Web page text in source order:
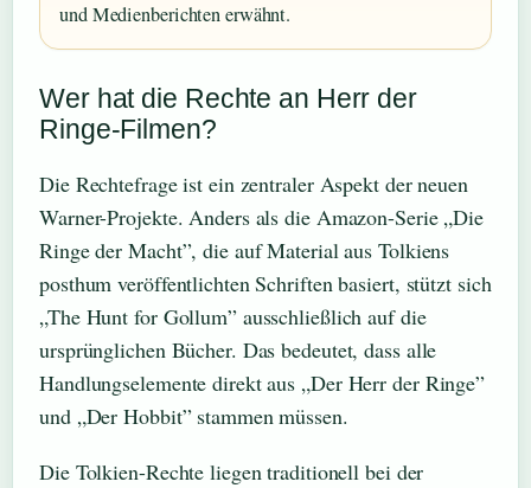
und Medienberichten erwähnt.
Wer hat die Rechte an Herr der
Ringe-Filmen?
Die Rechtefrage ist ein zentraler Aspekt der neuen
Warner-Projekte. Anders als die Amazon-Serie „Die
Ringe der Macht”, die auf Material aus Tolkiens
posthum veröffentlichten Schriften basiert, stützt sich
„The Hunt for Gollum” ausschließlich auf die
ursprünglichen Bücher. Das bedeutet, dass alle
Handlungselemente direkt aus „Der Herr der Ringe”
und „Der Hobbit” stammen müssen.
Die Tolkien-Rechte liegen traditionell bei der